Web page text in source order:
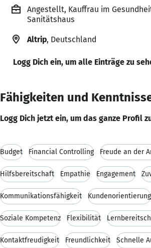
Angestellt, Kauffrau im
Sanitätshaus
Altrip, Deutschland
Logg Dich ein, um alle Einträge zu
Fähigkeiten und
Logg Dich jetzt ein, um das ganze Profil
Budget Financial Controlling Freude an der
Hilfsbereitschaft Empathie Engagement
Kommunikationsfähigkeit Kundenorientierung
Soziale Kompetenz Flexibilität
Kontaktfreudigkeit Freundlichkeit Schnelle